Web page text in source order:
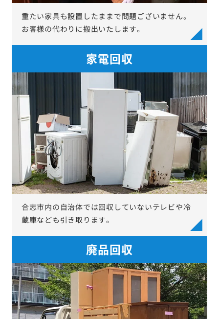
重たい家具も設置したままで問題ございません。
お客様の代わりに搬出いたします。
家電回収
合志市内の自治体では回収していないテレビや冷
蔵庫なども引き取ります。
廃品回収